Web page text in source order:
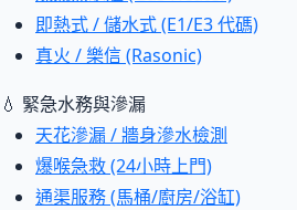
即熱式 / 儲水式 (E1/E3 代碼)
真火 / 樂信 (Rasonic)
💧 緊急水務與滲漏
天花滲漏 / 牆身滲水檢測
爆喉急救 (24小時上門)
通渠服務 (馬桶/廚房/浴缸)